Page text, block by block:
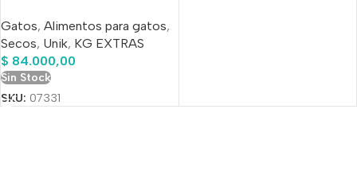
Comprimido Antipulgas
De Regalo!!
Gatos, Alimentos para gatos,
Secos, Unik, KG EXTRAS
$ 84.000,00
Sin Stock
SKU: 07331